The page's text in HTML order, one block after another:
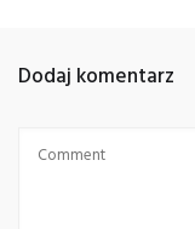
Dodaj komentarz